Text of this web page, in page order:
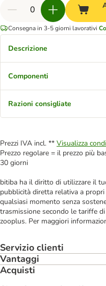
Consegna in 3-5 giorni lavorativi
Descrizione
Componenti
Razioni consigliate
Prezzi IVA incl. ** Visualizza
Prezzo regolare = il prezzo più
30 giorni
bitiba ha il diritto di utilizzare il
pubblicità diretta relativa a
qualsiasi momento senza
trasmissione secondo le tariffe
zooplus. Per maggiori
Servizio clienti
Vantaggi
Acquisti